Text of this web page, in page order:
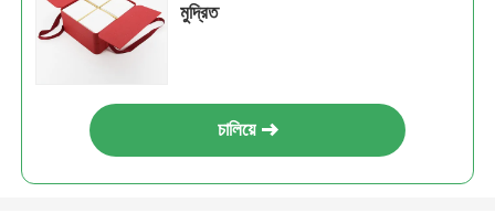
মুদ্রিত
চালিয়ে